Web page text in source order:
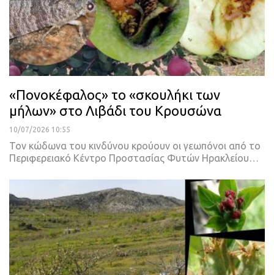
«Πονοκέφαλος» το «σκουλήκι των
μήλων» στο Λιβάδι του Κρουσώνα
10/07/2026 10:55
Τον κώδωνα του κινδύνου κρούουν οι γεωπόνοι από το
Περιφερειακό Κέντρο Προστασίας Φυτών Ηρακλείου…